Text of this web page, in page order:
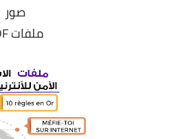
صور
ملفات PDF